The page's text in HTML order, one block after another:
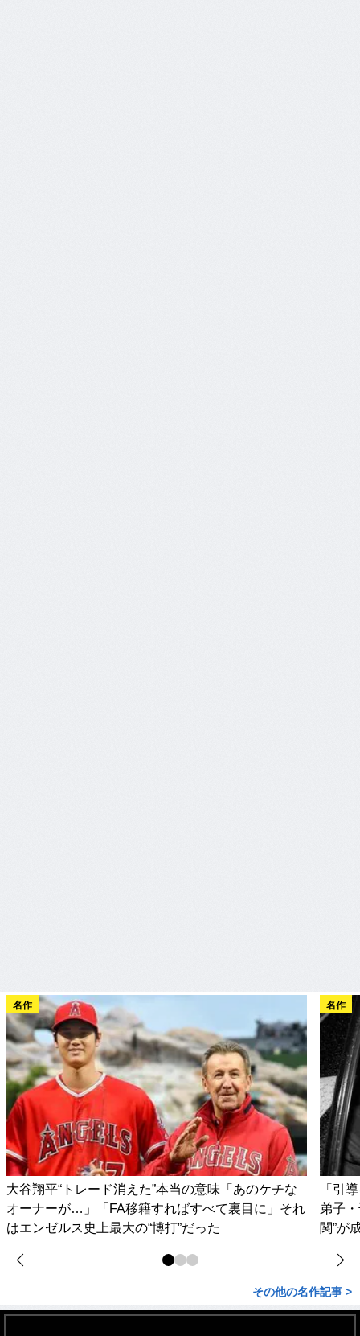
名作
大谷翔平“トレード消えた”本当の意味「あのケチな
オーナーが…」「FA移籍すればすべて裏目に」それ
はエンゼルス史上最大の“博打”だった
名作
「引
弟子
関”が
その他の名作記事 >